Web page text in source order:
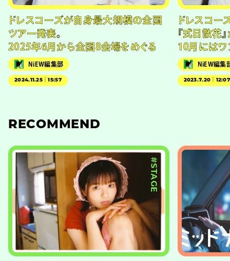
ドレスコーズが自身最大規模の全国
ツアー発表。
2025年6月から全国8会場をめぐる
NiEW編集部
2024.11.25｜15:57
ドレスコー
『式日散花
10月にはワ
NiEW編集
2023.7.20｜12:07
RECOMMEND
#STAGE